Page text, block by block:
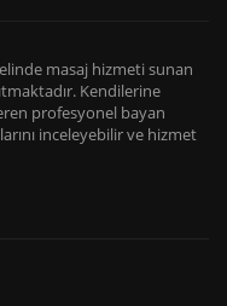
masaj hizmeti sunan
Kendilerine
profesyonel bayan
inceleyebilir ve hizmet